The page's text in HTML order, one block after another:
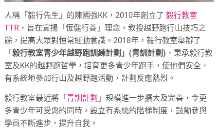
人稱「毅行先生」的陳國強KK，2010年創立了毅行教室
TTR ，旨在宣揚「恆健行善」理念，教授越野跑行山技巧之
餘，提高大眾對恒常運動意識。2018年，毅行教室舉辦了
「毅行教室青少年越野跑訓練計劃」(青訓計劃) ，秉承毅行教
室及KK的越野跑哲學，培育更多青少年跑手，使他們安全、
有系統地參加行山及越野跑活動，計劃反應熱烈。
毅行教室最近將「 青訓計劃 」規模進一步擴大及完善，令更
多青少年可受惠的同時，設立有系統的階梯制度，鼓勵參與
學員不斷進步，提升自我。